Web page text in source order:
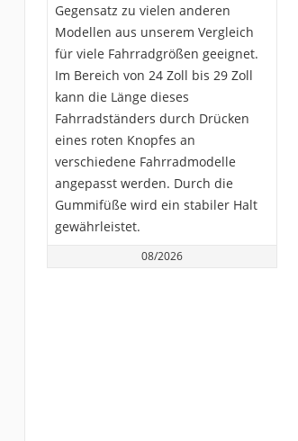
Gegensatz zu vielen anderen
Modellen aus unserem Vergleich
für viele Fahrradgrößen geeignet.
Im Bereich von 24 Zoll bis 29 Zoll
kann die Länge dieses
Fahrradständers durch Drücken
eines roten Knopfes an
verschiedene Fahrradmodelle
angepasst werden. Durch die
Gummifüße wird ein stabiler Halt
gewährleistet.
08/2026